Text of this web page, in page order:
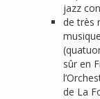
jazz
de très
sûr en
de La